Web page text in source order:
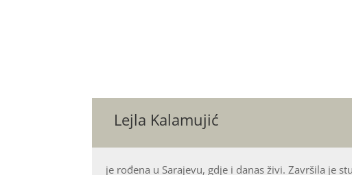
Lejla Kalamujić
je rođena u Sarajevu, gdje i danas živi. Završila je